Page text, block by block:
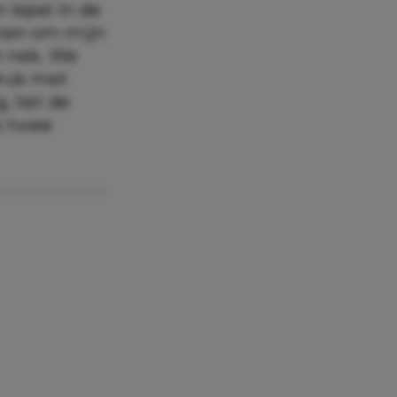
lepel in de
om mijn
We
met
liet de
twee